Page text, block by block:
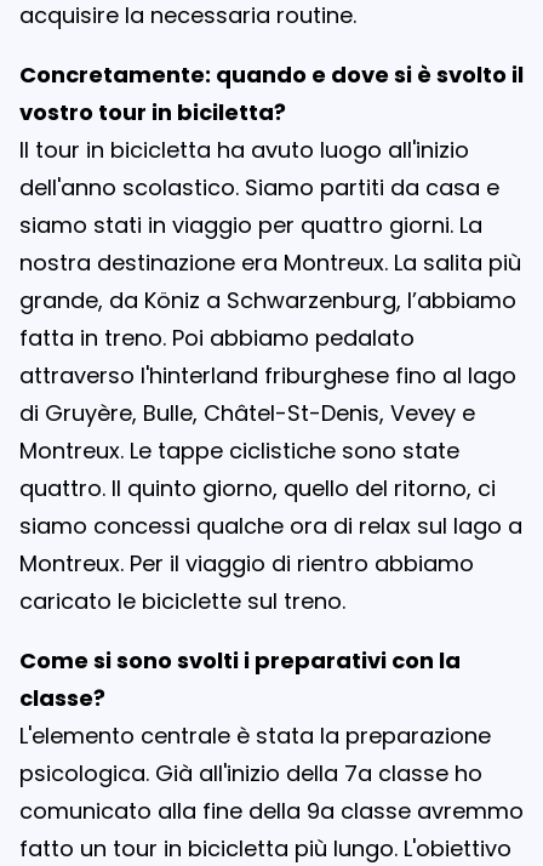
acquisire la necessaria routine.
Concretamente: quando e dove si è svolto il
vostro tour in biciletta?
Il tour in bicicletta ha avuto luogo all'inizio
dell'anno scolastico. Siamo partiti da casa e
siamo stati in viaggio per quattro giorni. La
nostra destinazione era Montreux. La salita più
grande, da Köniz a Schwarzenburg, l’abbiamo
fatta in treno. Poi abbiamo pedalato
attraverso l'hinterland friburghese fino al lago
di Gruyère, Bulle, Châtel-St-Denis, Vevey e
Montreux. Le tappe ciclistiche sono state
quattro. Il quinto giorno, quello del ritorno, ci
siamo concessi qualche ora di relax sul lago a
Montreux. Per il viaggio di rientro abbiamo
caricato le biciclette sul treno.
Come si sono svolti i preparativi con la
classe?
L'elemento centrale è stata la preparazione
psicologica. Già all'inizio della 7a classe ho
comunicato alla fine della 9a classe avremmo
fatto un tour in bicicletta più lungo. L'obiettivo